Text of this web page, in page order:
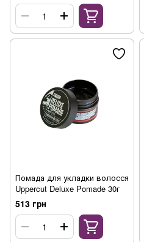
Помада для укладки волосся
Uppercut Deluxe Pomade 30г
513 грн